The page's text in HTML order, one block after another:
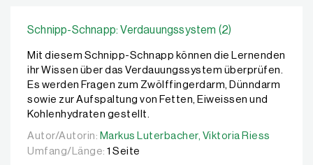
Schnipp-Schnapp: Verdauungssystem (2)
Mit diesem Schnipp-Schnapp können die Lernenden
ihr Wissen über das Verdauungssystem überprüfen.
Es werden Fragen zum Zwölffingerdarm, Dünndarm
sowie zur Aufspaltung von Fetten, Eiweissen und
Kohlenhydraten gestellt.
Autor/Autorin: Markus Luterbacher, Viktoria Riess
Autor/Autorin: Markus Luterbacher, Viktoria Riess
Umfang/Länge: 1 Seite